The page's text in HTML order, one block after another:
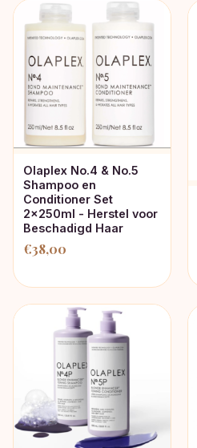
Olaplex No.4 & No.5
Shampoo en
Conditioner Set
2x250ml - Herstel voor
Beschadigd Haar
€38,00